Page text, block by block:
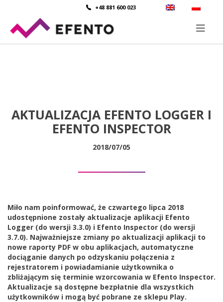
+48 881 600 023
AKTUALIZACJA EFENTO LOGGER I
EFENTO INSPECTOR
2018/07/05
Miło nam poinformować, że czwartego lipca 2018
udostępnione zostały aktualizacje aplikacji Efento
Logger (do wersji 3.3.0) i Efento Inspector (do wersji
3.7.0). Najważniejsze zmiany po aktualizacji aplikacji to
nowe raporty PDF w obu aplikacjach, automatyczne
dociąganie danych po odzyskaniu połączenia z
rejestratorem i powiadamianie użytkownika o
zbliżającym się terminie wzorcowania w Efento Inspector.
Aktualizacje są dostępne bezpłatnie dla wszystkich
użytkowników i mogą być pobrane ze sklepu Play.